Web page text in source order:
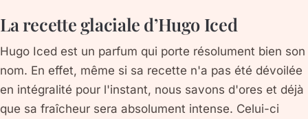
La recette glaciale d’Hugo Iced
Hugo Iced est un parfum qui porte résolument bien son
nom. En effet, même si sa recette n'a pas été dévoilée
en intégralité pour l'instant, nous savons d'ores et déjà
que sa fraîcheur sera absolument intense. Celui-ci